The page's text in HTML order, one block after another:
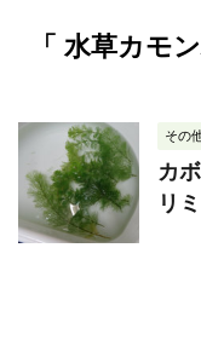
「 水草カモ
その
カ
リ